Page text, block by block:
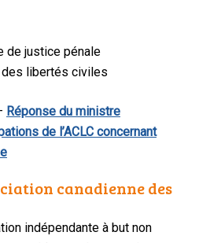
de justice pénale
libertés civiles
Réponse du ministre
de l’ACLC concernant
canadienne des
indépendante à but non